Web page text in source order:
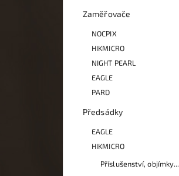
Zaměřovače
NOCPIX
HIKMICRO
NIGHT PEARL
EAGLE
PARD
Předsádky
EAGLE
HIKMICRO
Příslušenství, objímky...